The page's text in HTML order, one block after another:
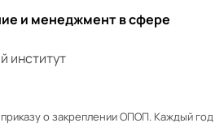
и менеджмент в сфере
институт
о закреплении ОПОП. Каждый год